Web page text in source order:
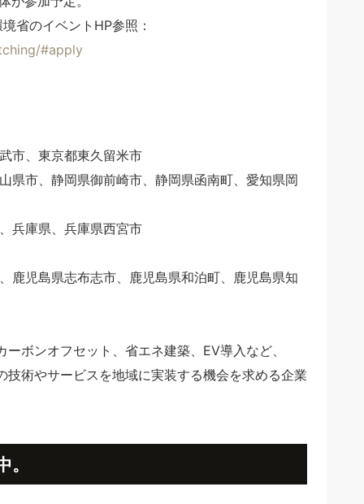
省のイベントHP参照：
#apply
市、東京都東久留米市
県市、静岡県御前崎市、静岡県函南町、愛知県岡
兵庫県、兵庫県西宮市
鹿児島県志布志市、鹿児島県和泊町、鹿児島県知
ボンオフセット、省エネ建築、EV導入など、
術やサービスを地域に実装する機会を求める企業